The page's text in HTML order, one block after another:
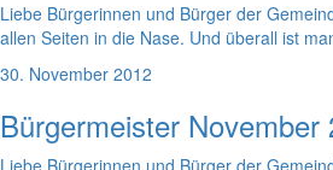
Liebe Bürgerinnen und Bürger der
allen Seiten in die Nase. Und überall ist
30. November 2012
Bürgermeister November